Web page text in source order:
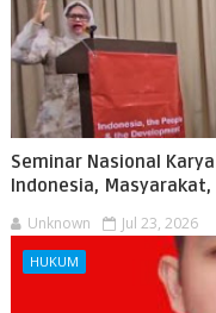
Seminar Nasional
Indonesia,
Unknown Jul 23, 2026
HUKUM